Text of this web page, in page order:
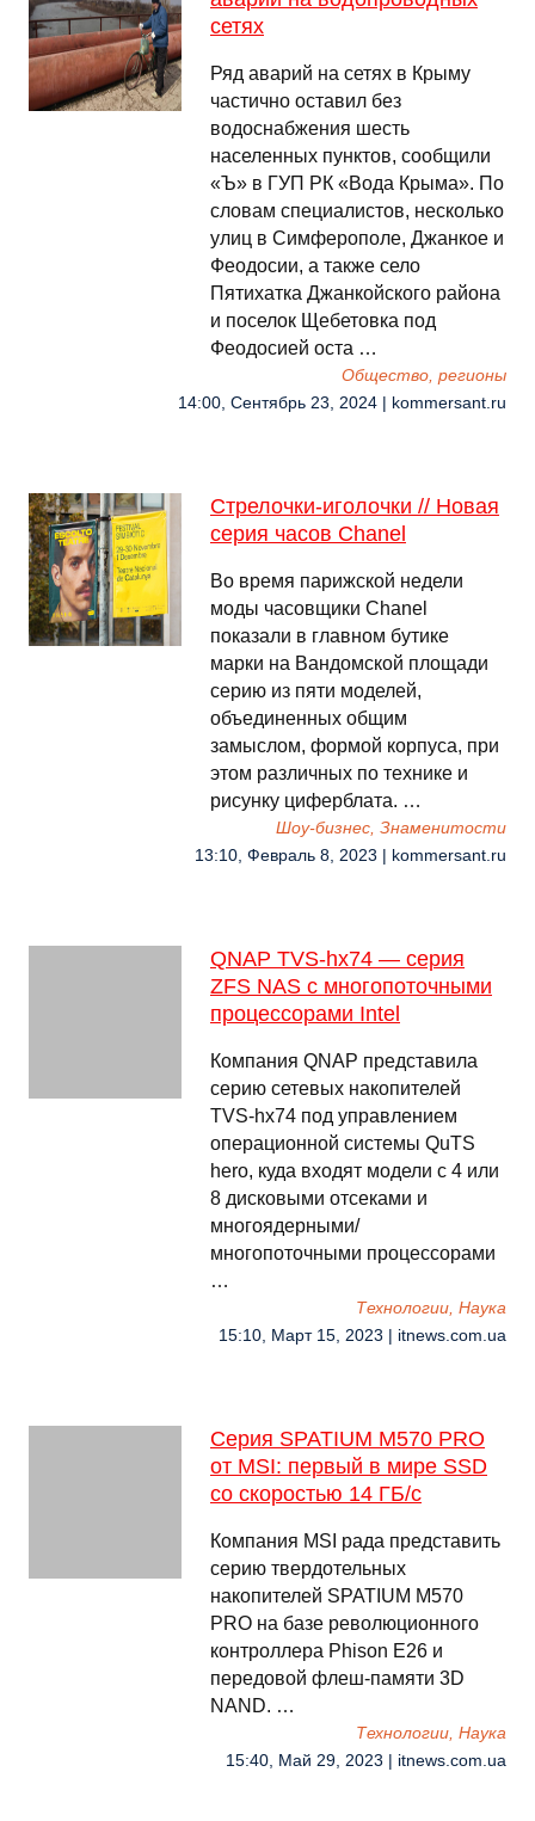
сетях
Ряд аварий на сетях в Крыму
частично оставил без
водоснабжения шесть
населенных пунктов, сообщили
«Ъ» в ГУП РК «Вода Крыма». По
словам специалистов, несколько
улиц в Симферополе, Джанкое и
Феодосии, а также село
Пятихатка Джанкойского района
и поселок Щебетовка под
Феодосией оста …
Общество, регионы
14:00, Сентябрь 23, 2024 | kommersant.ru
Стрелочки-иголочки // Новая
серия часов Chanel
Во время парижской недели
моды часовщики Chanel
показали в главном бутике
марки на Вандомской площади
серию из пяти моделей,
объединенных общим
замыслом, формой корпуса, при
этом различных по технике и
рисунку циферблата. …
Шоу-бизнес, Знаменитости
13:10, Февраль 8, 2023 | kommersant.ru
QNAP TVS-hx74 — серия
ZFS NAS с многопоточными
процессорами Intel
Компания QNAP представила
серию сетевых накопителей
TVS-hx74 под управлением
операционной системы QuTS
hero, куда входят модели с 4 или
8 дисковыми отсеками и
многоядерными/
многопоточными процессорами
…
Технологии, Наука
15:10, Март 15, 2023 | itnews.com.ua
Серия SPATIUM M570 PRO
от MSI: первый в мире SSD
со скоростью 14 ГБ/с
Компания MSI рада представить
серию твердотельных
накопителей SPATIUM M570
PRO на базе революционного
контроллера Phison E26 и
передовой флеш-памяти 3D
NAND. …
Технологии, Наука
15:40, Май 29, 2023 | itnews.com.ua